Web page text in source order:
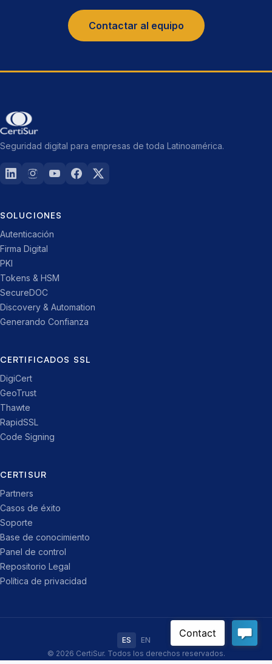
Contactar al equipo
Seguridad digital para empresas de toda Latinoamérica.
SOLUCIONES
Autenticación
Firma Digital
PKI
Tokens & HSM
SecureDOC
Discovery & Automation
Generando Confianza
CERTIFICADOS SSL
DigiCert
GeoTrust
Thawte
RapidSSL
Code Signing
CERTISUR
Partners
Casos de éxito
Soporte
Base de conocimiento
Panel de control
Repositorio Legal
Política de privacidad
ES
EN
© 2026 CertiSur. Todos los derechos reservados.